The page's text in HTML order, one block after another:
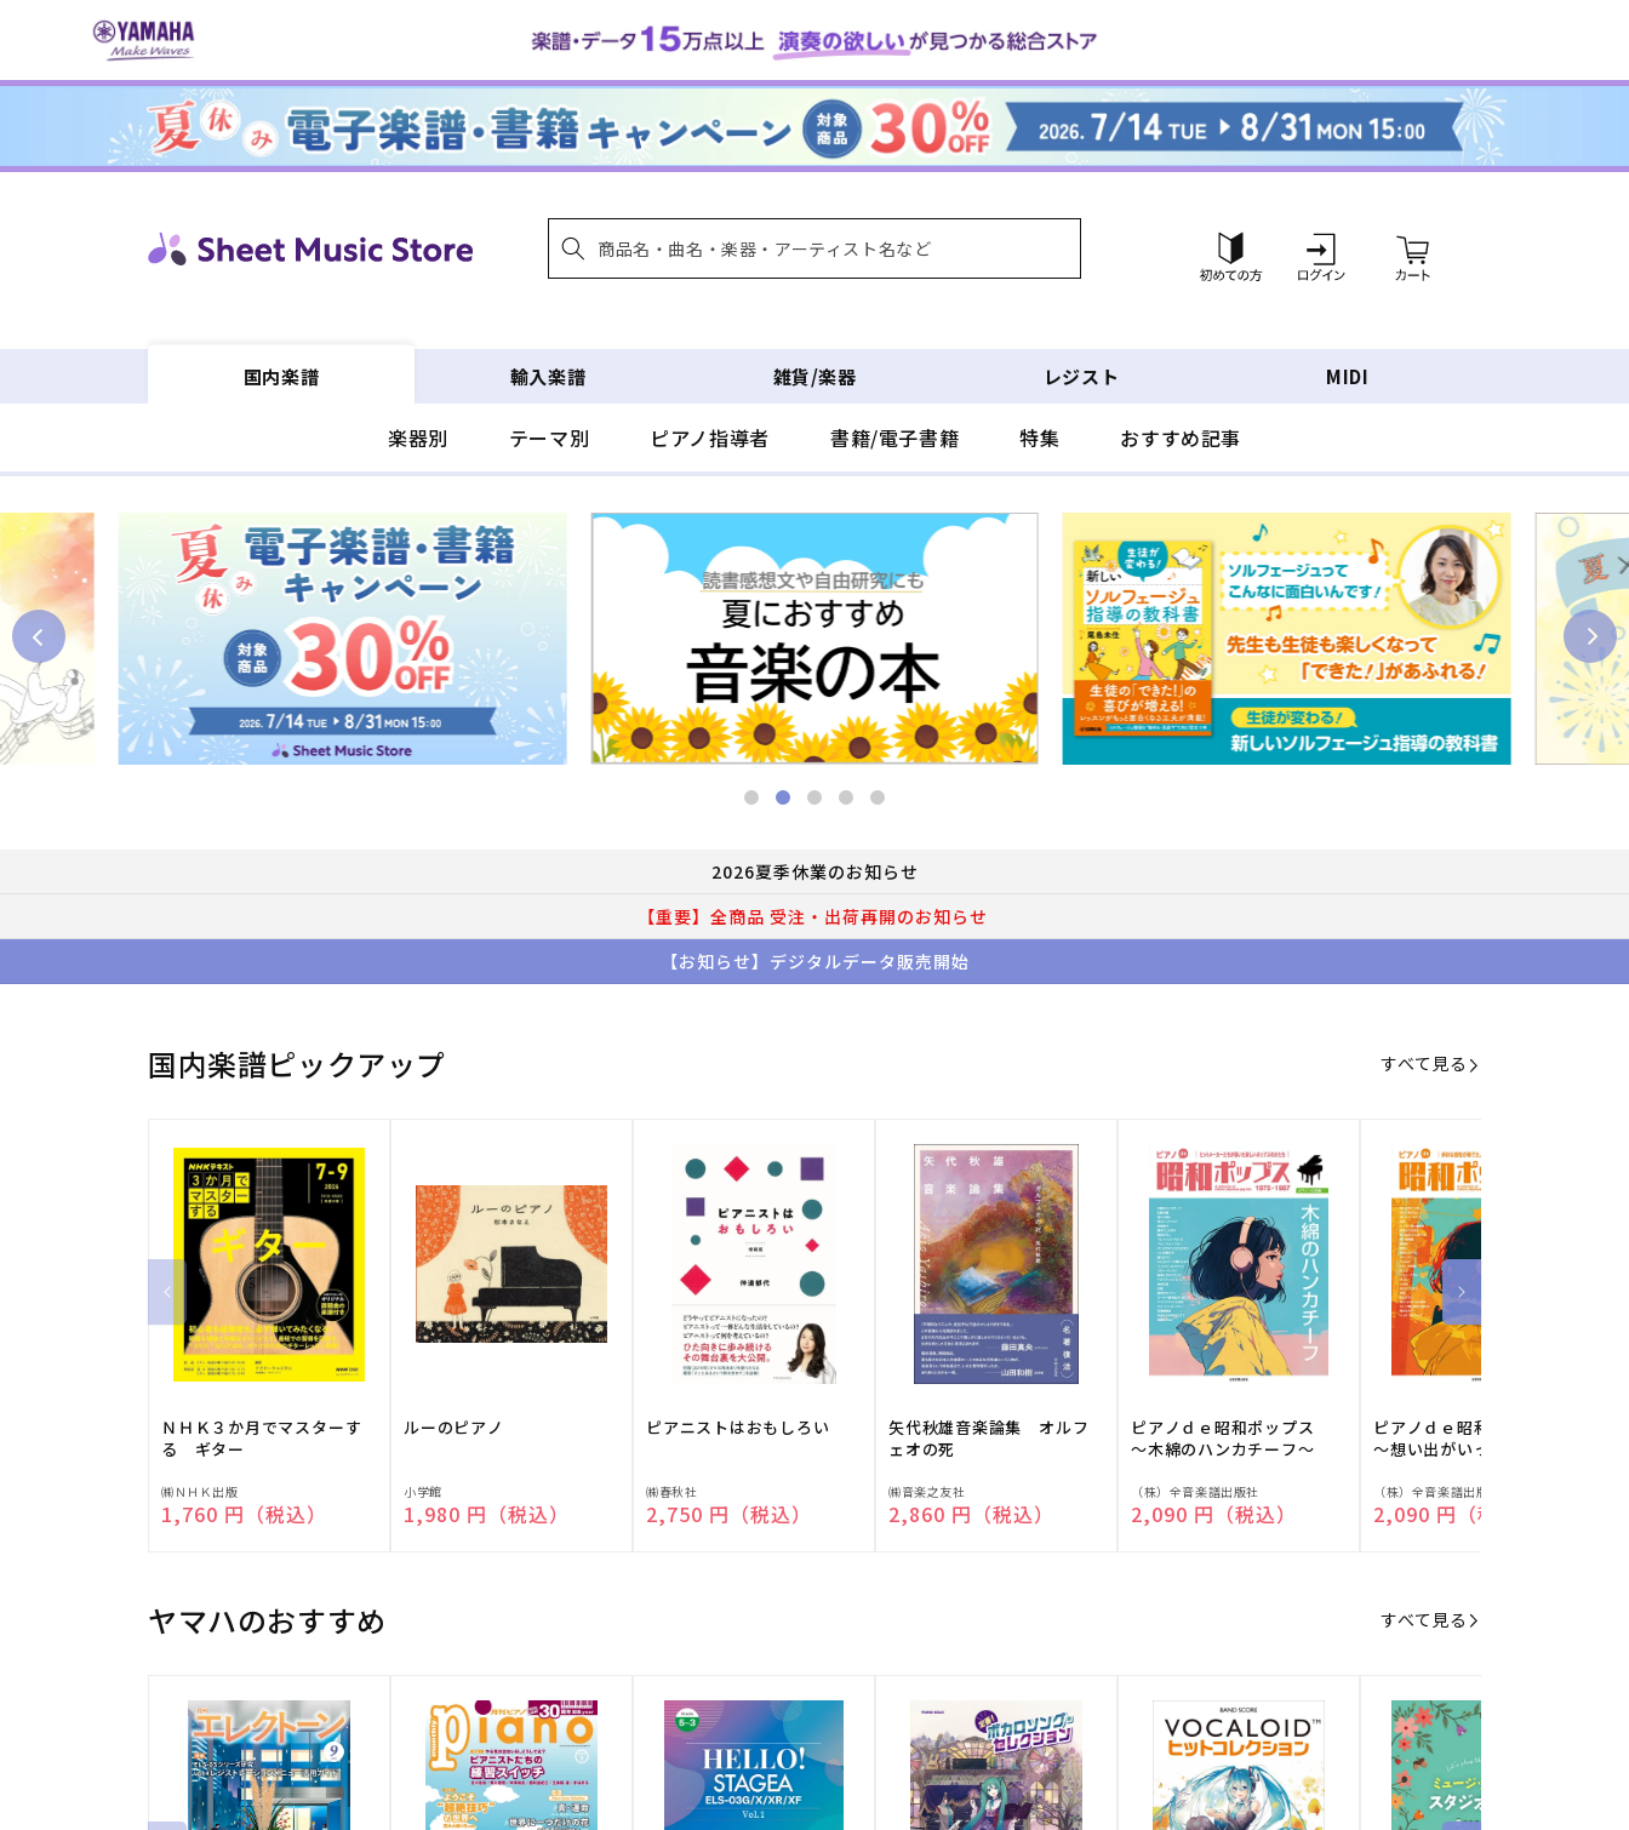
ンツに
グ
イ
ー
ト
国内楽譜
楽器別 テーマ別 ピアノ指導者 書籍/電子書籍 特集 おすすめ記事
輸入楽譜 雑貨/楽器 レジスト MIDI
2026夏季休業のお知らせ
【重要】全商品 受注・出荷再開のお知らせ
【お知らせ】デジタルデータ販売開始
国内楽譜ピックアップ すべて見る
ＮＨＫ３か月でマスターす
る ギター
販
売
㈱ＮＨＫ出版
通常価格
1,760 円（税込）
ルーのピアノ
販
売
小学館
通常価格
1,980 円（税込）
ピアニストはおもしろい
販
売
㈱春秋社
通常価格
2,750 円（税込）
矢代秋雄音楽論集 オルフ
ェオの死
販
売
㈱音楽之友社
通常価格
2,860 円（税込）
ピアノｄｅ昭和ポップス
～木綿のハンカチーフ～
販
売
（株）全音楽譜出版社
通常価格
2,090 円（税込）
ピアノｄｅ昭和ポップス
～想い出がいっぱい～
販
売
（株）全音楽譜出版社
通常価格
2,090 円（税込）
ヤマハのおすすめ すべて見る